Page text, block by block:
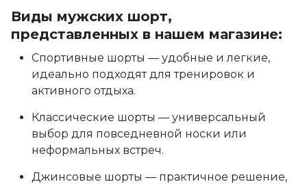
Виды мужских шорт,
представленных в нашем магазине:
Спортивные шорты — удобные и легкие,
идеально подходят для тренировок и
активного отдыха.
Классические шорты — универсальный
выбор для повседневной носки или
неформальных встреч.
Джинсовые шорты — практичное решение,